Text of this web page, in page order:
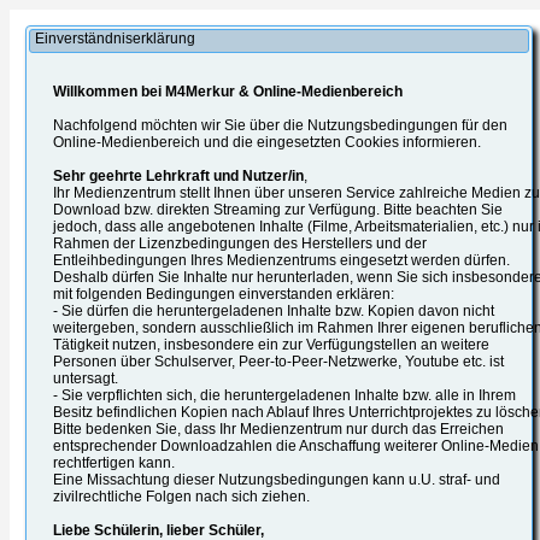
Einverständniserklärung
Willkommen bei M4Merkur & Online-Medienbereich
Nachfolgend möchten wir Sie über die Nutzungsbedingungen für den
Online-Medienbereich und die eingesetzten Cookies informieren.
Sehr geehrte Lehrkraft und Nutzer/in,
Ihr Medienzentrum stellt Ihnen über unseren Service zahlreiche Medien
Download bzw. direkten Streaming zur Verfügung. Bitte beachten Sie
jedoch, dass alle angebotenen Inhalte (Filme, Arbeitsmaterialien, etc.) nur
Rahmen der Lizenzbedingungen des Herstellers und der
Entleihbedingungen Ihres Medienzentrums eingesetzt werden dürfen.
Deshalb dürfen Sie Inhalte nur herunterladen, wenn Sie sich
mit folgenden Bedingungen einverstanden erklären:
- Sie dürfen die heruntergeladenen Inhalte bzw. Kopien davon nicht
weitergeben, sondern ausschließlich im Rahmen Ihrer eigenen
Tätigkeit nutzen, insbesondere ein zur Verfügungstellen an weitere
Personen über Schulserver, Peer-to-Peer-Netzwerke, Youtube etc. ist
untersagt.
- Sie verpflichten sich, die heruntergeladenen Inhalte bzw. alle in Ihrem
Besitz befindlichen Kopien nach Ablauf Ihres Unterrichtprojektes zu
Bitte bedenken Sie, dass Ihr Medienzentrum nur durch das Erreichen
entsprechender Downloadzahlen die Anschaffung weiterer Online-Medien
rechtfertigen kann.
Eine Missachtung dieser Nutzungsbedingungen kann u.U. straf- und
zivilrechtliche Folgen nach sich ziehen.
Liebe Schülerin, lieber Schüler,